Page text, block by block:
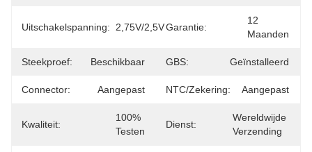
Uitschakelspanning: 2,75V/2,5VGarantie:
12
Maanden
Steekproef: Beschikbaar GBS: Geïnstalleerd
Connector: Aangepast NTC/Zekering: Aangepast
Kwaliteit:
100%
Testen
Dienst:
Wereldwijde
Verzending